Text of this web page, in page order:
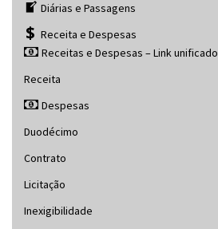
Diárias e Passagens
Receita e Despesas
Receitas e Despesas – Link unificado
Receita
Despesas
Duodécimo
Contrato
Licitação
Inexigibilidade